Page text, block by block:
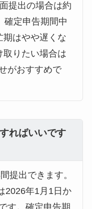
提出の場合は約
確定申告期間中
期はやや遅くな
取りたい場合は
がおすすめで
ればいいです
提出できます。
2026年1月1日か